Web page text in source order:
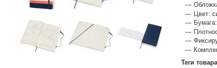
Цвет:
Теги товара